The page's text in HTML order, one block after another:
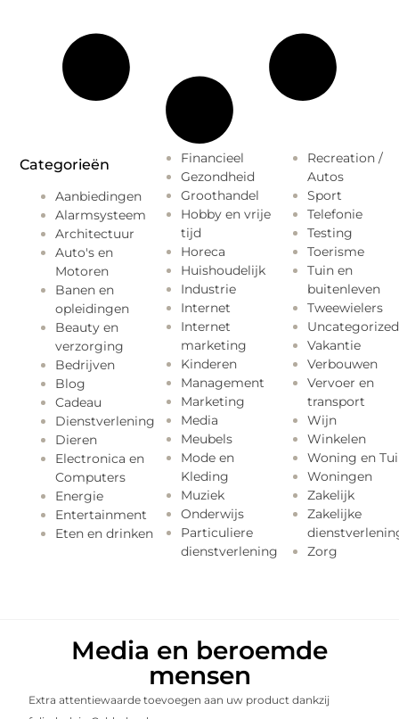
Categorieën
Aanbiedingen
Alarmsysteem
Architectuur
Auto's en
Motoren
Banen en
opleidingen
Beauty en
verzorging
Bedrijven
Blog
Cadeau
Dienstverlening
Dieren
Electronica en
Computers
Energie
Entertainment
Eten en drinken
Financieel
Gezondheid
Groothandel
Hobby en vrije
tijd
Horeca
Huishoudelijk
Industrie
Internet
Internet
marketing
Kinderen
Management
Marketing
Media
Meubels
Mode en
Kleding
Muziek
Onderwijs
Particuliere
dienstverlening
Recreation /
Autos
Sport
Telefonie
Testing
Toerisme
Tuin en
buitenleven
Tweewielers
Uncategorized
Vakantie
Verbouwen
Vervoer en
transport
Wijn
Winkelen
Woning en
Woningen
Zakelijk
Zakelijke
Zorg
Media en beroemde
mensen
Extra attentiewaarde toevoegen aan uw product dankzij